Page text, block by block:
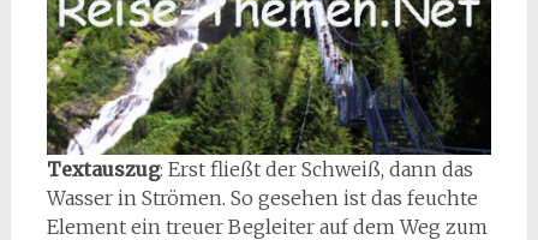
Textauszug: Erst fließt der Schweiß, dann das
Wasser in Strömen. So gesehen ist das feuchte
Element ein treuer Begleiter auf dem Weg zum